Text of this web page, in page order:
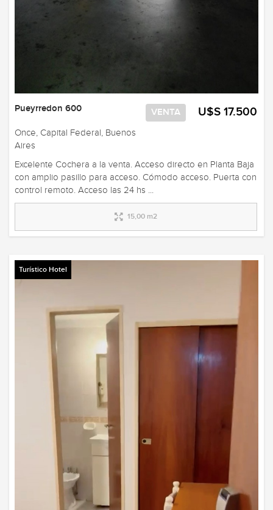
U$S 17.500
VENTA
Pueyrredon 600
Once, Capital Federal, Buenos
Aires
Excelente Cochera a la venta. Acceso directo en Planta Baja
con amplio pasillo para acceso. Cómodo acceso. Puerta con
control remoto. Acceso las 24 hs ...
15,00 m2
Turístico Hotel